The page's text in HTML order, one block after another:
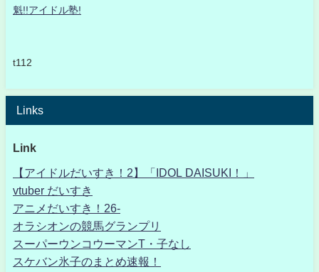
魁!!アイドル塾!
t112
Links
Link
【アイドルだいすき！2】「IDOL DAISUKI！」
vtuber だいすき
アニメだいすき！26-
オラシオンの競馬グランプリ
スーパーウンコウーマンT・子なし
スケバン氷子のまとめ速報！